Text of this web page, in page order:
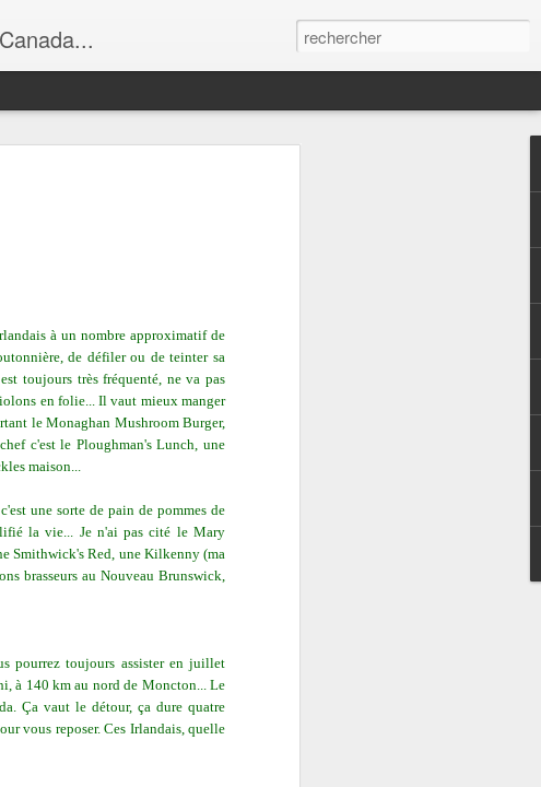
à un nombre approximatif de
de défiler ou de teinter sa
toujours très fréquenté, ne va pas
en folie... Il vaut mieux manger
le Monaghan Mushroom Burger,
c'est le Ploughman's Lunch, une
maison...
une sorte de pain de pommes de
la vie... Je n'ai pas cité le Mary
Smithwick's Red, une Kilkenny (ma
brasseurs au Nouveau Brunswick,
pourrez toujours assister en juillet
, à 140 km au nord de Moncton... Le
Ça vaut le détour, ça dure quatre
vous reposer. Ces Irlandais, quelle
c'est le temps de l'année...